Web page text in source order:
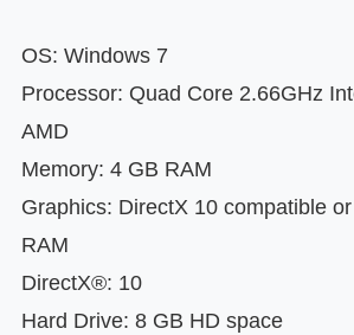
OS: Windows 7
Processor: Quad Core 2.66GHz
AMD
Memory: 4 GB RAM
Graphics: DirectX 10 compatible
RAM
DirectX®: 10
Hard Drive: 8 GB HD space